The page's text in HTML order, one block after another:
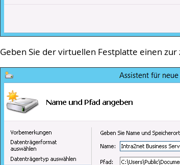
Geben Sie der virtuellen Festplatte einen